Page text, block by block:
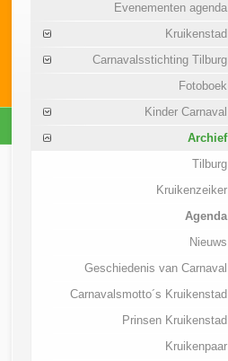
Evenementen agenda
Kruikenstad
Carnavalsstichting Tilburg
Fotoboek
Kinder Carnaval
Archief
Tilburg
Kruikenzeiker
Agenda
Nieuws
Geschiedenis van Carnaval
Carnavalsmotto´s Kruikenstad
Prinsen Kruikenstad
Kruikenpaar